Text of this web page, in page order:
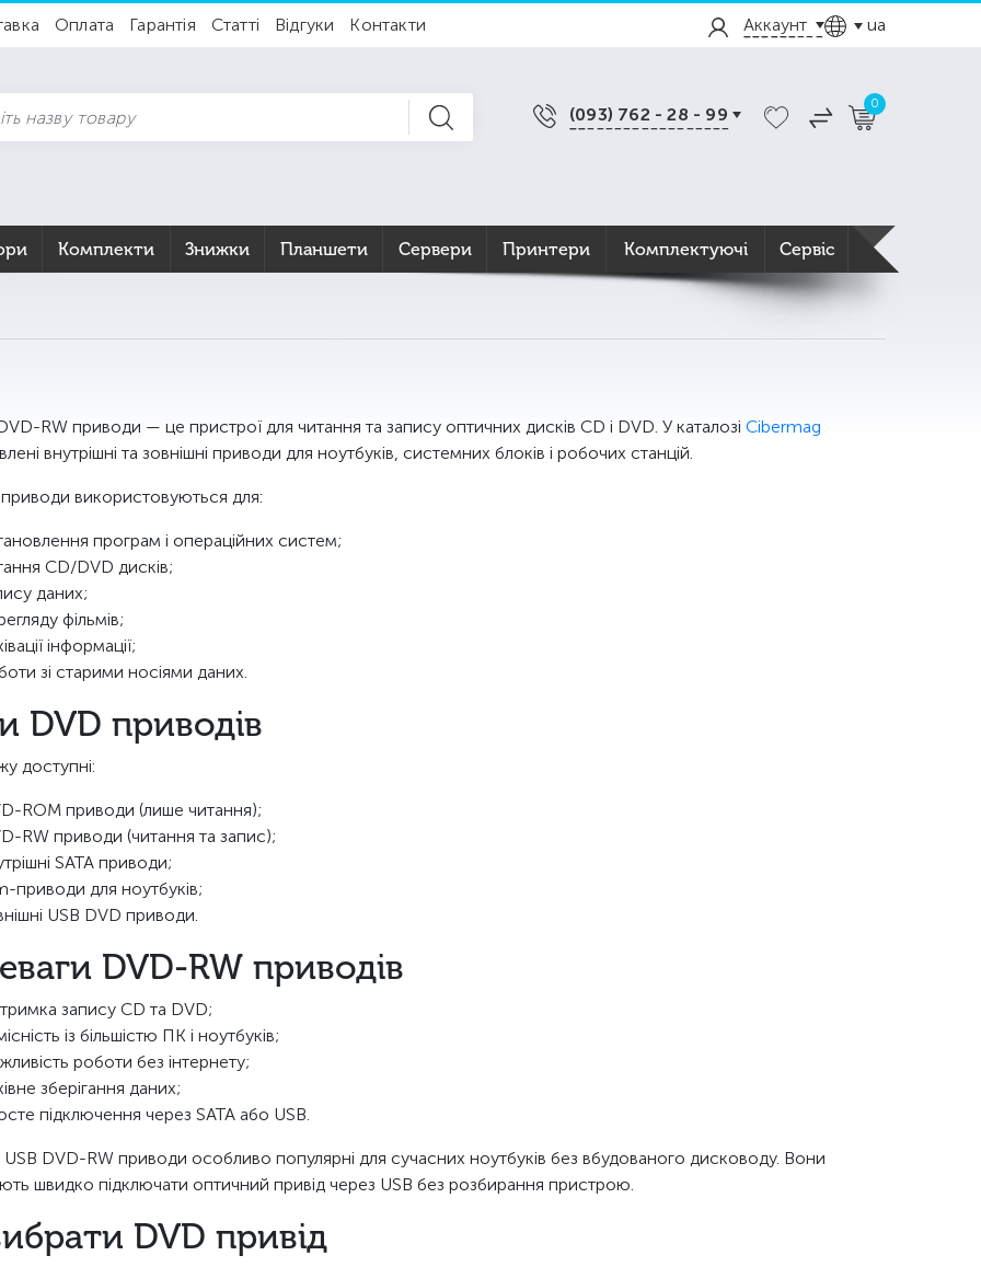
Оплата Гарантія Статті Відгуки Контакти Аккаунт ua
(093) 762 - 28 - 99
0
Комплекти Знижки Планшети Сервери Принтери Комплектуючі Сервіс
RW приводи — це пристрої для читання та запису оптичних дисків CD і DVD. У каталозі Cibermag
внутрішні та зовнішні приводи для ноутбуків, системних блоків і робочих станцій.
використовуються для:
програм і операційних систем;
CD/DVD дисків;
даних;
фільмів;
інформації;
зі старими носіями даних.
DVD приводів
доступні:
ROM приводи (лише читання);
RW приводи (читання та запис);
SATA приводи;
приводи для ноутбуків;
USB DVD приводи.
DVD-RW приводів
запису CD та DVD;
із більшістю ПК і ноутбуків;
роботи без інтернету;
зберігання даних;
підключення через SATA або USB.
USB DVD-RW приводи особливо популярні для сучасних ноутбуків без вбудованого дисководу. Вони
швидко підключати оптичний привід через USB без розбирання пристрою.
DVD привід